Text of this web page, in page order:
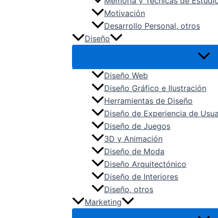
Motivación
Desarrollo Personal, otros
Diseño
Diseño Web
Diseño Gráfico e Ilustración
Herramientas de Diseño
Diseño de Experiencia de
Diseño de Juegos
3D y Animación
Diseño de Moda
Diseño Arquitectónico
Diseño de Interiores
Diseño, otros
Marketing